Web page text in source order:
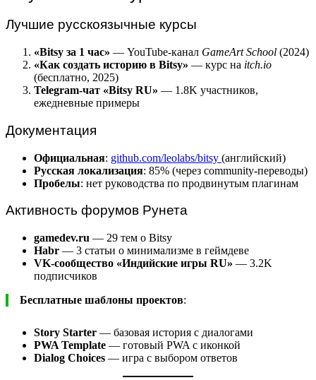
Лучшие русскоязычные курсы
«Bitsy за 1 час» — YouTube-канал GameArt School (2024)
«Как создать историю в Bitsy» — курс на itch.io
(бесплатно, 2025)
Telegram-чат «Bitsy RU» — 1.8K участников,
ежедневные примеры
Документация
Официальная: github.com/leolabs/bitsy (английский)
Русская локализация: 85% (через community-переводы)
Пробелы: нет руководства по продвинутым плагинам
Активность форумов Рунета
gamedev.ru — 29 тем о Bitsy
Habr — 3 статьи о минимализме в геймдеве
VK-сообщество «Индийские игры RU» — 3.2K
подписчиков
Бесплатные шаблоны проектов:
Story Starter — базовая история с диалогами
PWA Template — готовый PWA с иконкой
Dialog Choices — игра с выбором ответов